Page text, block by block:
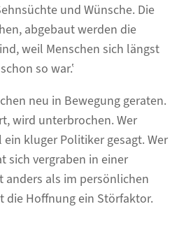
und Wünsche. Die
abgebaut werden die
weil Menschen sich längst
so war.‛
neu in Bewegung geraten.
wird unterbrochen. Wer
kluger Politiker gesagt. Wer
sich vergraben in einer
anders als im persönlichen
die Hoffnung ein Störfaktor.